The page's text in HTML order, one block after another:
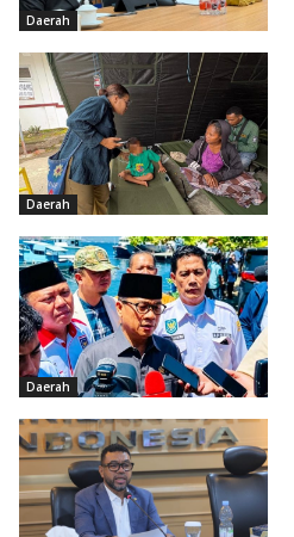
Daerah
Daerah
Daerah